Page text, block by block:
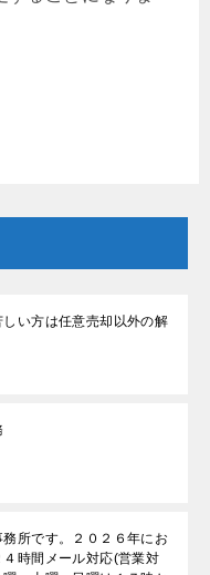
い方は任意売却以外の解
所です。２０２６年にお
時間メール対応(営業対